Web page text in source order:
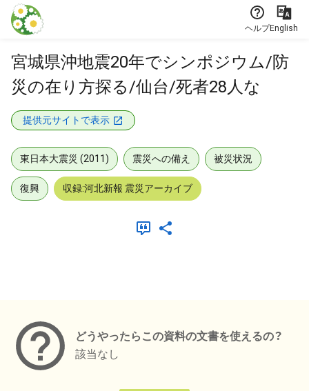
本文に飛ぶ
ヘルプEnglish
宮城県沖地震20年でシンポジウム/防
災の在り方探る/仙台/死者28人な
提供元サイトで表示
東日本大震災 (2011) 震災への備え 被災状況
復興 収録:河北新報 震災アーカイブ
どうやったらこの資料の文書を使えるの？
該当なし